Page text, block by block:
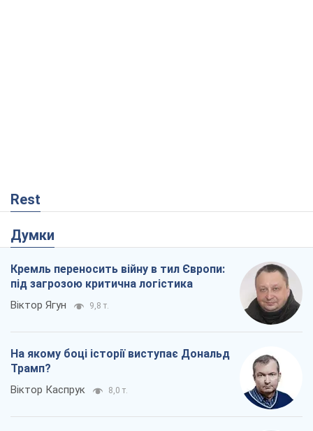
Rest
Думки
Кремль переносить війну в тил Європи:
під загрозою критична логістика
Віктор Ягун 9,8 т.
На якому боці історії виступає Дональд
Трамп?
Віктор Каспрук 8,0 т.